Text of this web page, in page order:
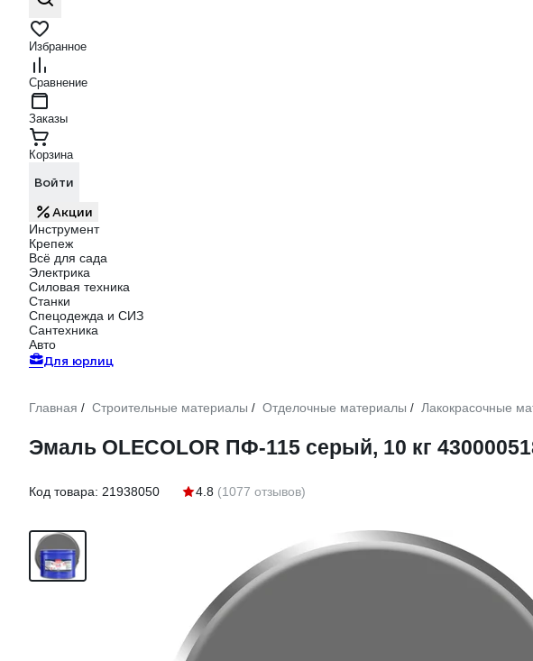
Избранное
Сравнение
Заказы
Корзина
Войти
Акции
Инструмент
Крепеж
Всё для сада
Электрика
Силовая техника
Станки
Спецодежда и СИЗ
Сантехника
Авто
Для юрлиц
Главная / Строительные материалы / Отделочные материалы / Лакокрасочные
Эмаль OLECOLOR ПФ-115 серый, 10 кг
Код товара: 21938050 4.8 (1077 отзывов)